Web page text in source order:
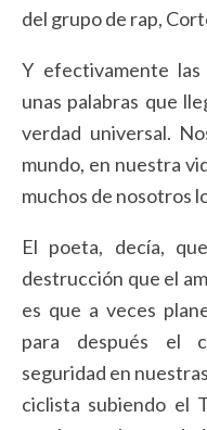
del grupo de rap,
Y efectivamente
unas palabras que
verdad universal.
mundo, en nuestra
muchos de nosotros
El poeta, decía,
destrucción que el
es que a veces
para después el
seguridad en
ciclista subiendo el